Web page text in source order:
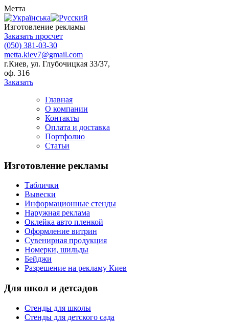
Метта
Изготовление рекламы
Заказать просчет
(050) 381-03-30
metta.kiev7@gmail.com
г.Киев, ул. Глубочицкая 33/37,
оф. 316
Заказать
Главная
О компании
Контакты
Оплата и доставка
Портфолио
Статьи
Изготовление рекламы
Таблички
Вывески
Информационные стенды
Наружная реклама
Оклейка авто пленкой
Оформление витрин
Сувенирная продукция
Номерки, шильды
Бейджи
Разрешение на рекламу Киев
Для школ и детсадов
Стенды для школы
Стенды для детского сада